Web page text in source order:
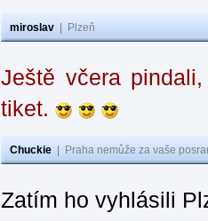
miroslav Plzeň
Ještě včera
tiket.
Chuckie Praha nemůže za vaše
Zatím ho vyhlásili